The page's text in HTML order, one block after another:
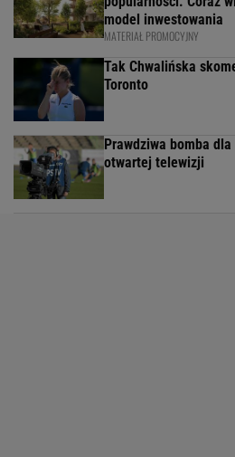
model inwestowania
MATERIAŁ PROMOCYJNY
Tak Chwalińska
Toronto
Prawdziwa bomba
otwartej telewizji